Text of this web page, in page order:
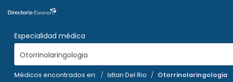
Especialidad médica
Otorrinolaringologia
Médicos encontrados en: Ixtlan Del Rio Otorrinolaringologia